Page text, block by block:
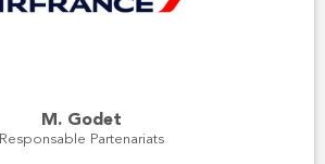
M. Godet
Responsable Partenariats